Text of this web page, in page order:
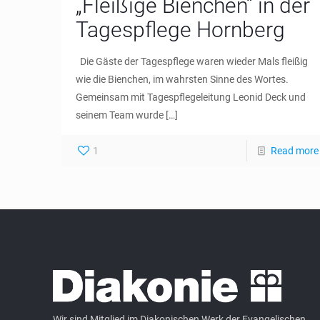
„Fleißige Bienchen“ in der
Tagespflege Hornberg
Die Gäste der Tagespflege waren wieder Mals fleißig
wie die Bienchen, im wahrsten Sinne des Wortes.
Gemeinsam mit Tagespflegeleitung Leonid Deck und
seinem Team wurde […]
1 Read more